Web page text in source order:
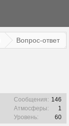
Вопрос-ответ
Сообщения: 146
Атмосферы:
1
Уровень:
60